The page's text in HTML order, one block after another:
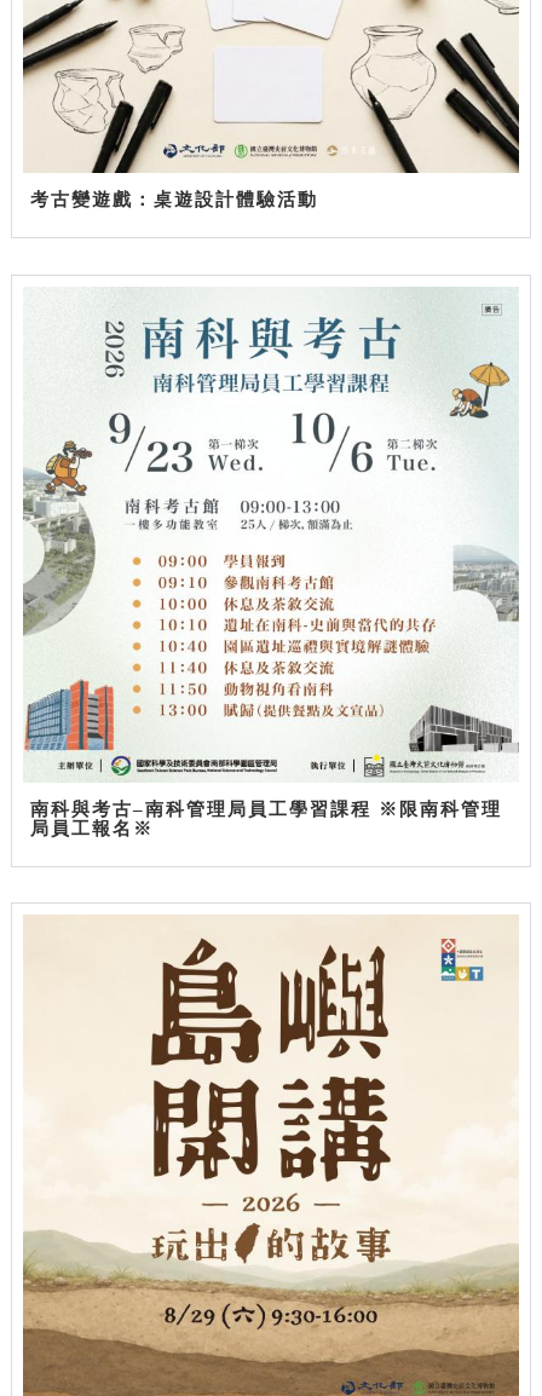
考古變遊戲：桌遊設計體驗活動
南科與考古–南科管理局員工學習課程 ※限南科管理
局員工報名※